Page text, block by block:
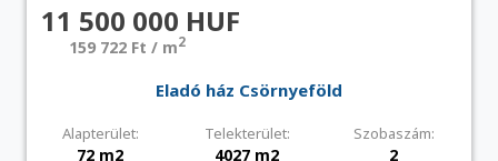
11 500 000 HUF
159 722 Ft / m2
Eladó ház Csörnyeföld
Alapterület: Telekterület: Szobaszám:
72 m2 4027 m2 2